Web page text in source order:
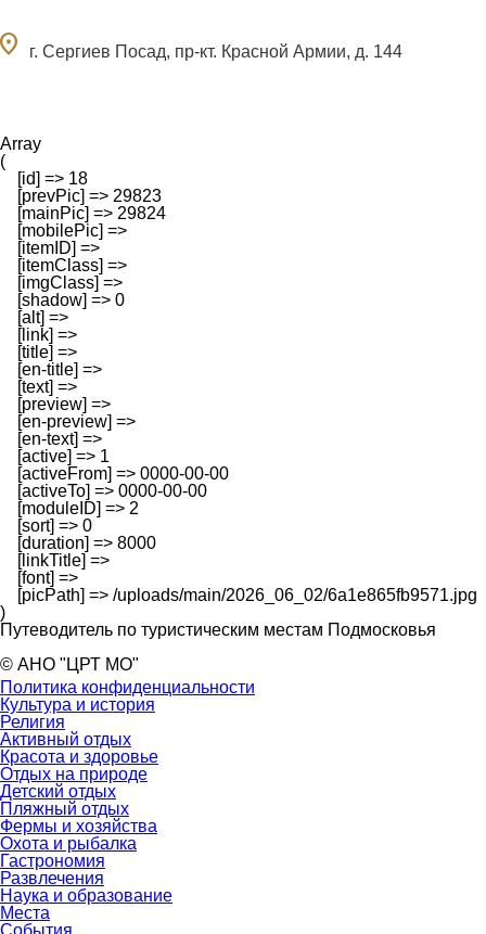
г. Сергиев Посад, пр-кт. Красной Армии, д. 144
Array
(
    [id] => 18
    [prevPic] => 29823
    [mainPic] => 29824
    [mobilePic] =>
    [itemID] =>
    [itemClass] =>
    [imgClass] =>
    [shadow] => 0
    [alt] =>
    [link] =>
    [title] =>
    [en-title] =>
    [text] =>
    [preview] =>
    [en-preview] =>
    [en-text] =>
    [active] => 1
    [activeFrom] => 0000-00-00
    [activeTo] => 0000-00-00
    [moduleID] => 2
    [sort] => 0
    [duration] => 8000
    [linkTitle] =>
    [font] =>
    [picPath] => /uploads/main/2026_06_02/6a1e865fb9571.jpg
Путеводитель по туристическим местам Подмосковья
© АНО "ЦРТ МО"
Политика конфиденциальности
Культура и история
Религия
Активный отдых
Красота и здоровье
Отдых на природе
Детский отдых
Пляжный отдых
Фермы и хозяйства
Охота и рыбалка
Гастрономия
Развлечения
Наука и образование
Места
События